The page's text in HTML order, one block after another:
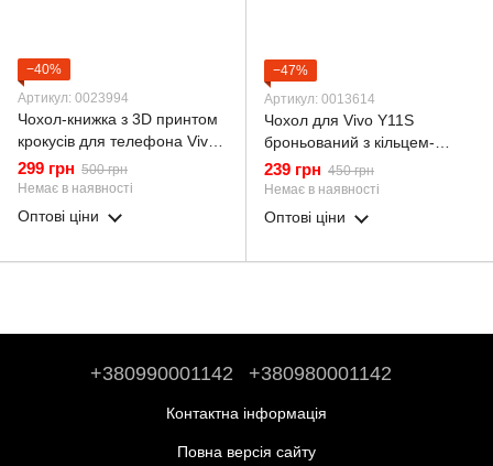
−40%
Артикул: 0023994
Чохол-книжка з 3D принтом
крокусів для телефона Vivo
Y11S з екошкіри із
підставкою та магнітом
бордова gd2
299 грн 500 грн
Немає в наявності
Оптові ціни
−47%
Артикул: 0013614
Чохол для Vivo Y11S
броньований з кільцем-
тримачем підставкою зі
шторкою на віво у11с чорний
rg1
239 грн 450 грн
Немає в наявності
Оптові ціни
+380990001142 +380980001142
Контактна інформація
Повна версія сайту